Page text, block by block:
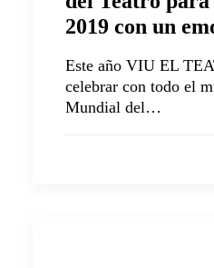
2019 con un
Este año VIU EL
celebrar con todo el
Mundial del…